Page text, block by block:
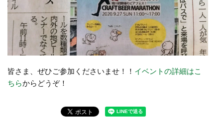
皆さま、ぜひご参加くださいませ！！ イベントの詳細はこ
ちらからどうぞ！